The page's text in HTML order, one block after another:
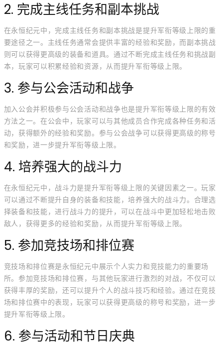
2. 完成主线任务和副本挑战
在永恒纪元中，完成主线任务和副本挑战是提升军衔等级上限的重
要途径之一。主线任务通常会提供丰富的经验和奖励，而副本挑战
则可以获得更高级的装备和道具。通过不断完成主线任务和挑战副
本，玩家可以积累经验和资源，从而提升军衔等级上限。
3. 参与公会活动和战争
加入公会并积极参与公会活动和战争也是提升军衔等级上限的有效
方法之一。在公会中，玩家可以与其他成员合作完成各种任务和活
动，获得额外的经验和奖励。参与公会战争可以获得更高级的称号
和奖励，进一步提升军衔等级上限。
4. 培养强大的战斗力
在永恒纪元中，战斗力是提升军衔等级上限的关键因素之一。玩家
可以通过不断提升自身的装备和技能，培养强大的战斗力。合理选
择装备和技能，进行战斗力的提升，可以在战斗中更加轻松地击败
敌人，获得更多的经验和奖励，从而提升军衔等级上限。
5. 参加竞技场和排位赛
竞技场和排位赛是永恒纪元中展示个人实力和竞技能力的重要场
所。参加竞技场和排位赛，与其他玩家进行激烈的对战，不仅可以
获得丰厚的奖励，还可以提升个人的战斗技巧和经验。通过在竞技
场和排位赛中的表现，玩家可以获得更高级的称号和奖励，进一步
提升军衔等级上限。
6. 参与活动和节日庆典